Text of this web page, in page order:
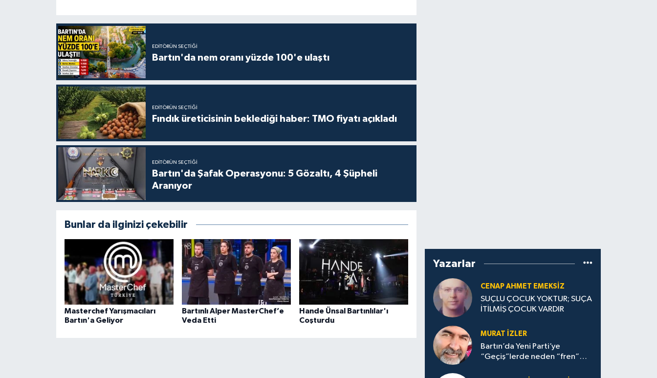
EDITÖRÜN SEÇTIĞI
Bartın'da nem oranı yüzde 100'e ulaştı
EDITÖRÜN SEÇTIĞI
Fındık üreticisinin beklediği haber: TMO fiyatı açıkladı
EDITÖRÜN SEÇTIĞI
Bartın'da Şafak Operasyonu: 5 Gözaltı, 4 Şüpheli
Aranıyor
Bunlar da ilginizi çekebilir
Masterchef Yarışmacıları
Bartın'a Geliyor
Bartınlı Alper MasterChef’e
Veda Etti
Hande Ünsal Bartınlılar'ı
Coşturdu
Yazarlar
CENAP AHMET EMEKSİZ
SUÇLU ÇOCUK YOKTUR; SUÇA
İTİLMİŞ ÇOCUK VARDIR
MURAT İZLER
Bartın’da Yeni Parti’ye
“Geçiş”lerde neden “fren”